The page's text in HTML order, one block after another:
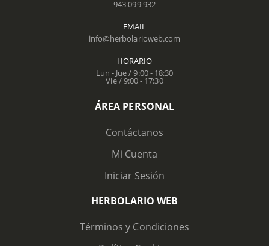
943 099 932
EMAIL
info@herbolarioweb.com
HORARIO
Lun - Jue / 9:00 - 18:30
Vie / 9:00 - 17:30
ÁREA PERSONAL
Contáctanos
Mi Cuenta
Iniciar Sesión
HERBOLARIO WEB
Términos y Condiciones